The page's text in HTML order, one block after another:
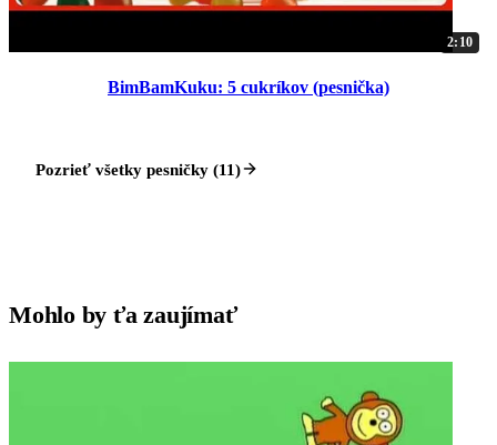
2:10
BimBamKuku: 5 cukríkov (pesnička)
Pozrieť všetky pesničky (11)
Mohlo by ťa zaujímať